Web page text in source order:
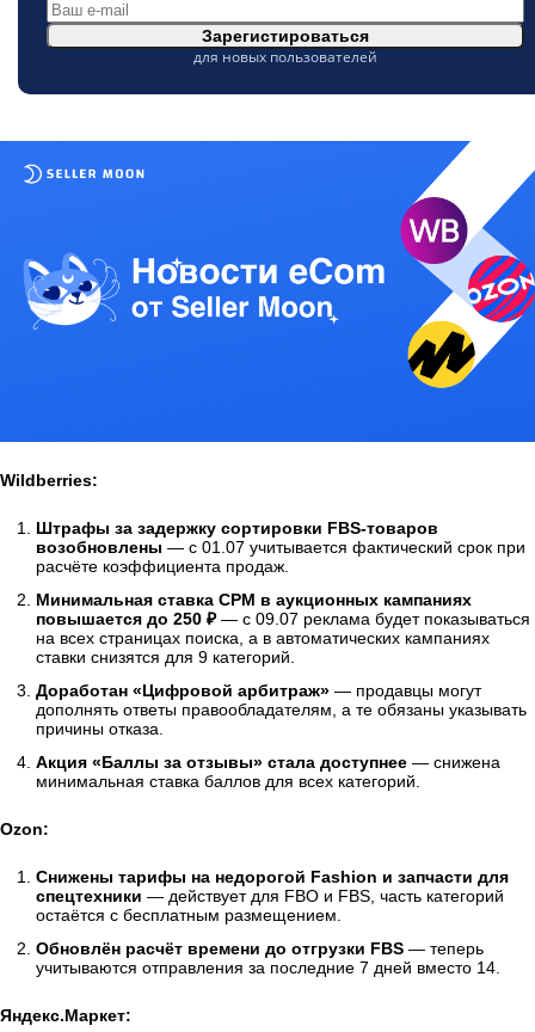
Wildberries:
Штрафы за задержку сортировки FBS-товаров
возобновлены — с 01.07 учитывается фактический срок при
расчёте коэффициента продаж.
Минимальная ставка CPM в аукционных кампаниях
повышается до 250 ₽— с 09.07 реклама будет показываться
на всех страницах поиска, а в автоматических кампаниях
ставки снизятся для 9 категорий.
Доработан «Цифровой арбитраж» — продавцы могут
дополнять ответы правообладателям, а те обязаны указывать
причины отказа.
Акция «Баллы за отзывы» стала доступнее — снижена
минимальная ставка баллов для всех категорий.
Ozon:
Снижены тарифы на недорогой Fashion и запчасти для
спецтехники — действует для FBO и FBS, часть категорий
остаётся с бесплатным размещением.
Обновлён расчёт времени до отгрузки FBS — теперь
учитываются отправления за последние 7 дней вместо 14.
Яндекс.Маркет:
Зарегистироваться
для новых пользователей